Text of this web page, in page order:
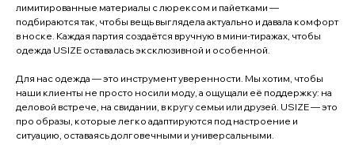
лимитированные материалы с люрексом и пайетками —
подбираются так, чтобы вещь выглядела актуально и давала комфорт
в носке. Каждая партия создаётся вручную в мини-тиражах, чтобы
одежда USIZE оставалась эксклюзивной и особенной.
Для нас одежда — это инструмент уверенности. Мы хотим, чтобы
наши клиенты не просто носили моду, а ощущали её поддержку: на
деловой встрече, на свидании, в кругу семьи или друзей. USIZE — это
про образы, которые легко адаптируются под настроение и
ситуацию, оставаясь долговечными и универсальными.